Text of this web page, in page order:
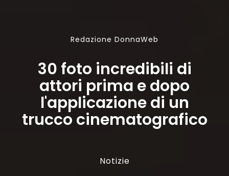
Redazione DonnaWeb
30 foto incredibili di
attori prima e dopo
l'applicazione di un
trucco cinematografico
Notizie